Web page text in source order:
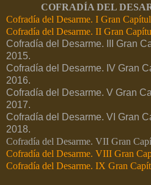
COFRADÍA DEL
Cofradía del Desarme. I Gran
Cofradía del Desarme. II Gran
Cofradía del Desarme. III Gran
2015.
Cofradía del Desarme. IV Gran
2016.
Cofradía del Desarme. V Gran
2017.
Cofradía del Desarme. VI Gran
2018.
Cofradía del Desarme. VII Gran
Cofradía del Desarme. VIII Gran
Cofradía del Desarme. IX Gran